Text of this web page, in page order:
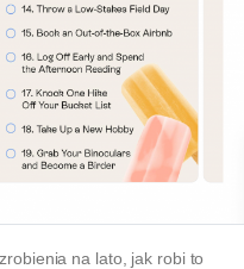
na lato, jak robi to